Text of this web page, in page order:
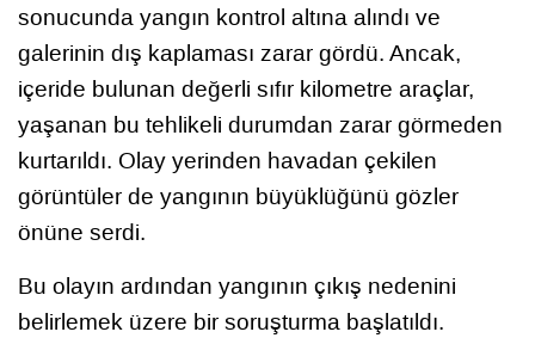
sonucunda yangın kontrol altına alındı ve
galerinin dış kaplaması zarar gördü. Ancak,
içeride bulunan değerli sıfır kilometre araçlar,
yaşanan bu tehlikeli durumdan zarar görmeden
kurtarıldı. Olay yerinden havadan çekilen
görüntüler de yangının büyüklüğünü gözler
önüne serdi.
Bu olayın ardından yangının çıkış nedenini
belirlemek üzere bir soruşturma başlatıldı.